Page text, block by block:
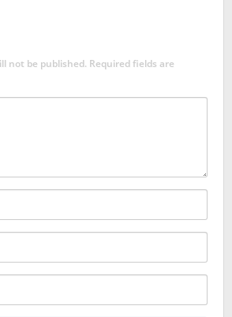
not be published. Required fields are